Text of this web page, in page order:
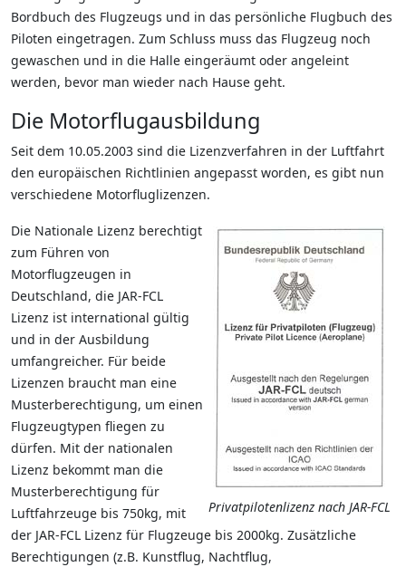
Bordbuch des Flugzeugs und in das persönliche Flugbuch des
Piloten eingetragen. Zum Schluss muss das Flugzeug noch
gewaschen und in die Halle eingeräumt oder angeleint
werden, bevor man wieder nach Hause geht.
Die Motorflugausbildung
Seit dem 10.05.2003 sind die Lizenzverfahren in der Luftfahrt
den europäischen Richtlinien angepasst worden, es gibt nun
verschiedene Motorfluglizenzen.
Privatpilotenlizenz nach JAR-FCL
Die Nationale Lizenz berechtigt
zum Führen von
Motorflugzeugen in
Deutschland, die JAR-FCL
Lizenz ist international gültig
und in der Ausbildung
umfangreicher. Für beide
Lizenzen braucht man eine
Musterberechtigung, um einen
Flugzeugtypen fliegen zu
dürfen. Mit der nationalen
Lizenz bekommt man die
Musterberechtigung für
Luftfahrzeuge bis 750kg, mit
der JAR-FCL Lizenz für Flugzeuge bis 2000kg. Zusätzliche
Berechtigungen (z.B. Kunstflug, Nachtflug,